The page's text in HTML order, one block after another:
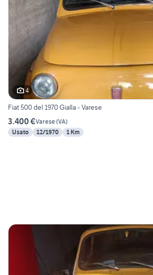
4
Fiat 500 del 1970 Gialla - Varese
3.400 €Varese(VA)
Usato
12/1970 1 Km